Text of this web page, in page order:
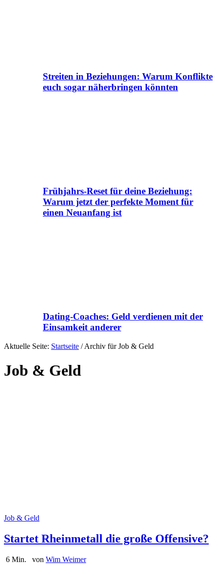
Streiten in Beziehungen: Warum Konflikte
euch sogar näherbringen könnten
Frühjahrs-Reset für deine Beziehung:
Warum jetzt der perfekte Moment für
einen Neuanfang ist
Dating-Coaches: Geld verdienen mit der
Einsamkeit anderer
Aktuelle Seite: Startseite /Archiv für Job & Geld
Job & Geld
Job & Geld
Startet Rheinmetall die große Offensive?
6 Min. von Wim Weimer